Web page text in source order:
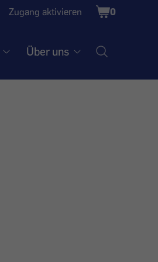
Zugang aktivieren
Shopping
Cart
0
Über uns